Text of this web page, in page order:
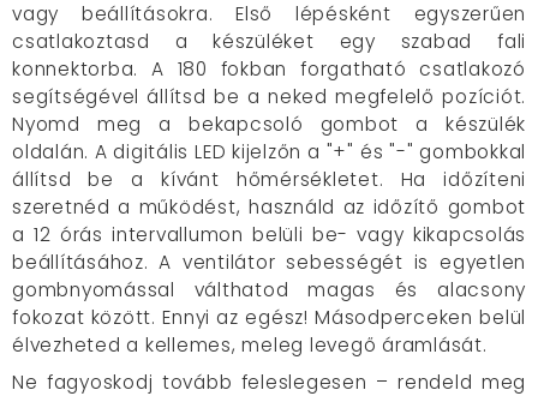
vagy beállításokra. Első lépésként egyszerűen
csatlakoztasd a készüléket egy szabad fali
konnektorba. A 180 fokban forgatható csatlakozó
segítségével állítsd be a neked megfelelő pozíciót.
Nyomd meg a bekapcsoló gombot a készülék
oldalán. A digitális LED kijelzőn a "+" és "-" gombokkal
állítsd be a kívánt hőmérsékletet. Ha időzíteni
szeretnéd a működést, használd az időzítő gombot
a 12 órás intervallumon belüli be- vagy kikapcsolás
beállításához. A ventilátor sebességét is egyetlen
gombnyomással válthatod magas és alacsony
fokozat között. Ennyi az egész! Másodperceken belül
élvezheted a kellemes, meleg levegő áramlását.
Ne fagyoskodj tovább feleslegesen – rendeld meg